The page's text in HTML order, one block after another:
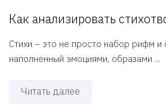
Как анализировать
Стихи – это не просто набор рифм и
наполненный эмоциями, образами ...
Читать далее